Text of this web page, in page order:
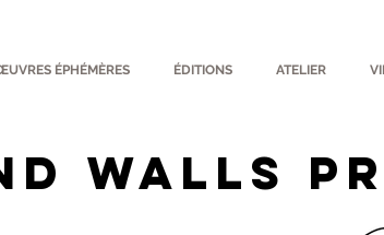
ÉPHÉMÈRES ÉDITIONS ATELIER
Walls